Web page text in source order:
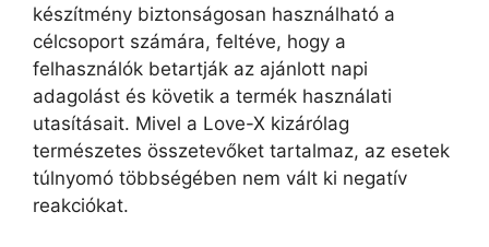
készítmény biztonságosan használható a
célcsoport számára, feltéve, hogy a
felhasználók betartják az ajánlott napi
adagolást és követik a termék használati
utasításait. Mivel a Love-X kizárólag
természetes összetevőket tartalmaz, az esetek
túlnyomó többségében nem vált ki negatív
reakciókat.